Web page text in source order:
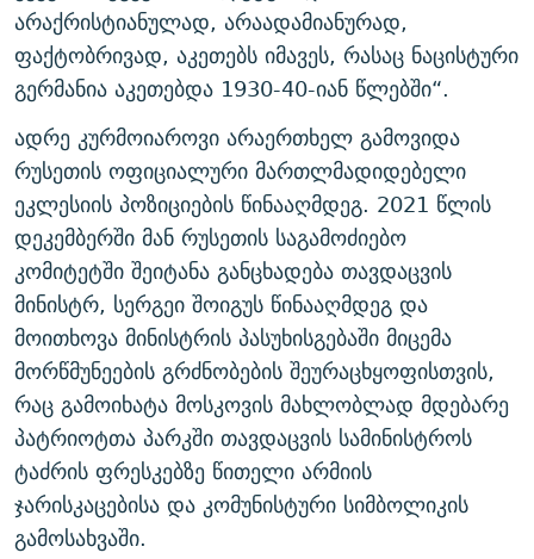
არაქრისტიანულად, არაადამიანურად,
ფაქტობრივად, აკეთებს იმავეს, რასაც ნაცისტური
გერმანია აკეთებდა 1930-40-იან წლებში“.
ადრე კურმოიაროვი არაერთხელ გამოვიდა
რუსეთის ოფიციალური მართლმადიდებელი
ეკლესიის პოზიციების წინააღმდეგ. 2021 წლის
დეკემბერში მან რუსეთის საგამოძიებო
კომიტეტში შეიტანა განცხადება თავდაცვის
მინისტრ, სერგეი შოიგუს წინააღმდეგ და
მოითხოვა მინისტრის პასუხისგებაში მიცემა
მორწმუნეების გრძნობების შეურაცხყოფისთვის,
რაც გამოიხატა მოსკოვის მახლობლად მდებარე
პატრიოტთა პარკში თავდაცვის სამინისტროს
ტაძრის ფრესკებზე წითელი არმიის
ჯარისკაცებისა და კომუნისტური სიმბოლიკის
გამოსახვაში.